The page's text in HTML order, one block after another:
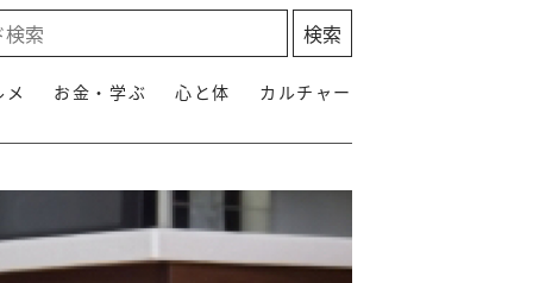
お金・学ぶ 心と体 カルチャー